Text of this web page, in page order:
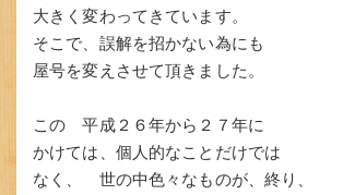
大きく変わってきています。
そこで、誤解を招かない為にも
屋号を変えさせて頂きました。
この 平成２６年から２７年に
かけては、個人的なことだけでは
なく、 世の中色々なものが、終り、